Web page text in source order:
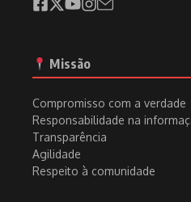
Missão
Compromisso com a verdade
Responsabilidade na
Transparência
Agilidade
Respeito à comunidade